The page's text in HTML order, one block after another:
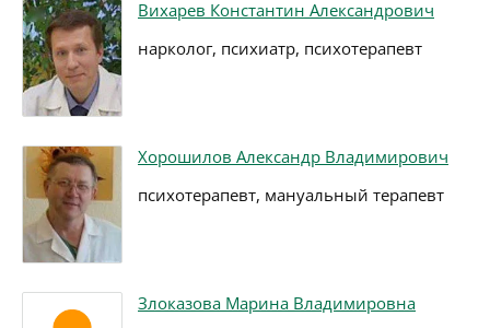
Вихарев Константин Александрович
нарколог, психиатр, психотерапевт
Хорошилов Александр Владимирович
психотерапевт, мануальный терапевт
Злоказова Марина Владимировна